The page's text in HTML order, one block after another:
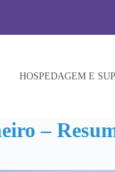
HOSPEDAGEM E
–